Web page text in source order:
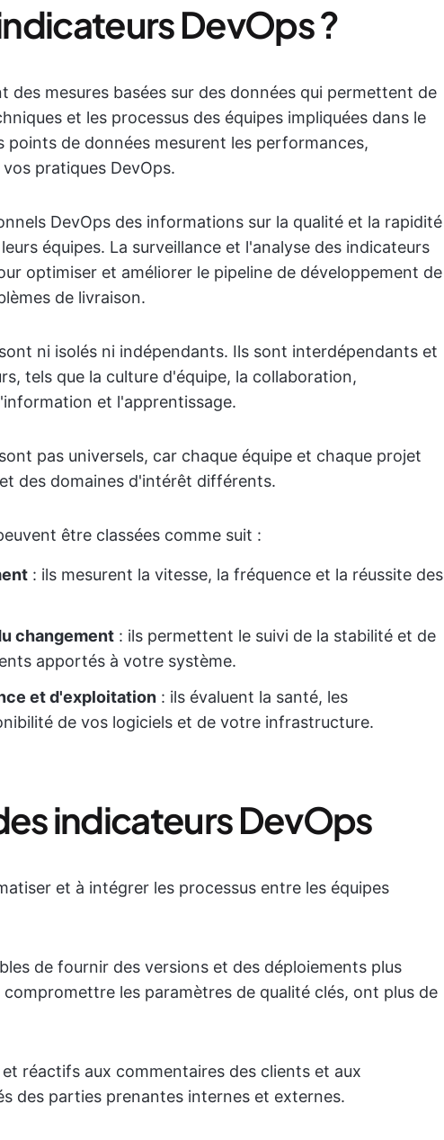
DevOps ?
des mesures basées sur des données qui permettent de
et les processus des équipes impliquées dans le
points de données mesurent les performances,
pratiques DevOps.
DevOps des informations sur la qualité et la rapidité
équipes. La surveillance et l'analyse des indicateurs
optimiser et améliorer le pipeline de développement de
de livraison.
ni isolés ni indépendants. Ils sont interdépendants et
tels que la culture d'équipe, la collaboration,
et l'apprentissage.
pas universels, car chaque équipe et chaque projet
des domaines d'intérêt différents.
être classées comme suit :
: ils mesurent la vitesse, la fréquence et la réussite des
changement : ils permettent le suivi de la stabilité et de
apportés à votre système.
et d'exploitation : ils évaluent la santé, les
de vos logiciels et de votre infrastructure.
indicateurs DevOps
et à intégrer les processus entre les équipes
de fournir des versions et des déploiements plus
les paramètres de qualité clés, ont plus de
réactifs aux commentaires des clients et aux
des parties prenantes internes et externes.